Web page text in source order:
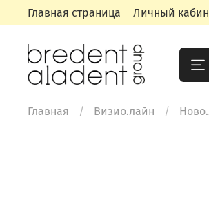
Главная страница Личный
Главная Визио.лайн